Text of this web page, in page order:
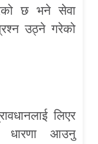
छ भने सेवा
उठ्ने गरेको
लिएर
धारणा आउनु